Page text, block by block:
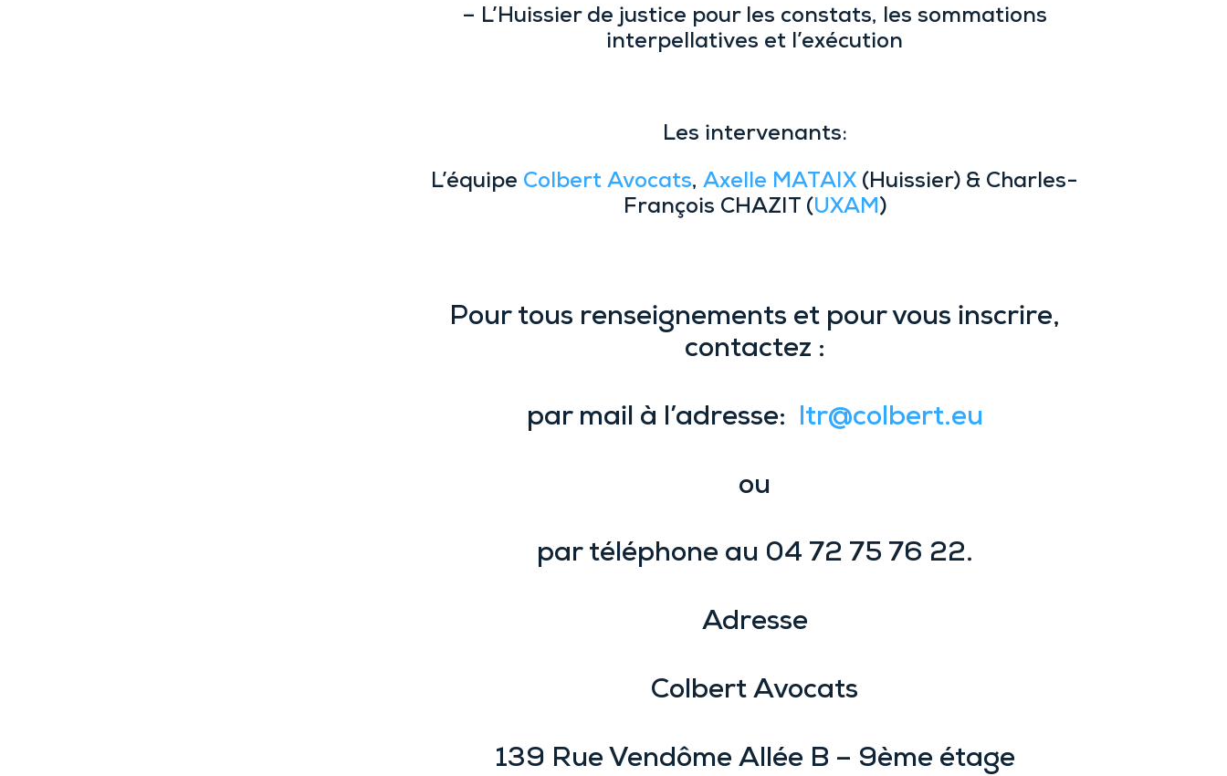
– L’Huissier de justice pour les constats, les sommations
interpellatives et l’exécution
Les intervenants:
L’équipe Colbert Avocats,Axelle MATAIX (Huissier) & Charles-
François CHAZIT (UXAM )
Pour tous renseignements et pour vous inscrire,
contactez :
par mail à l’adresse: ltr@colbert.eu
ou
par téléphone au 04 72 75 76 22.
Adresse
Colbert Avocats
139 Rue Vendôme Allée B – 9ème étage